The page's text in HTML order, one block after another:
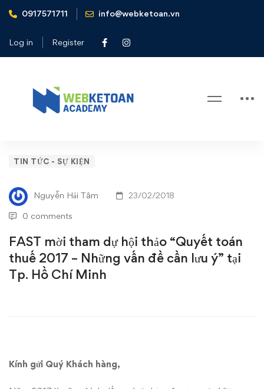
0917571711 info@webketoan.vn
Log in Register
Home
Tin tức - Sự kiện
Những vấn đề cần lưu ý” tại Tp. Hồ Chí Minh
FAST
mời
tham
dự
hội
thuế
TIN TỨC - SỰ KIỆN
Nguyễn Hải Tâm 23/02/2018
0 comments
FAST mời tham dự hội thảo “Quyết toán
thuế 2017 – Những vấn đề cần lưu ý” tại
Tp. Hồ Chí Minh
Kính gửi Quý Khách hàng,